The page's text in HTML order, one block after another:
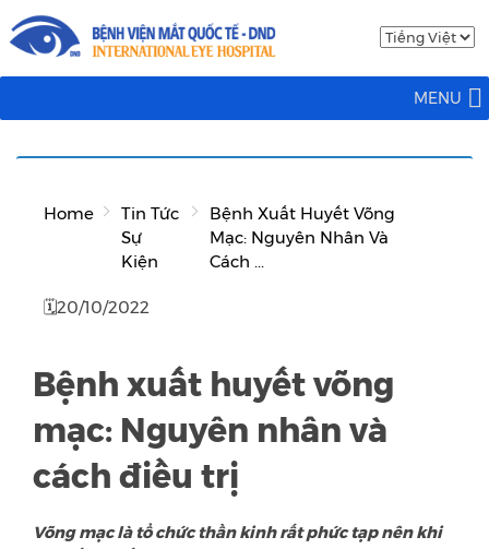
MENU
Home
Tin Tức
Sự
Kiện
Bệnh Xuất Huyết Võng
Mạc: Nguyên Nhân Và
Cách ...
🗓20/10/2022
Bệnh xuất huyết võng
mạc: Nguyên nhân và
cách điều trị
Võng mạc là tổ chức thần kinh rất phức tạp nên khi